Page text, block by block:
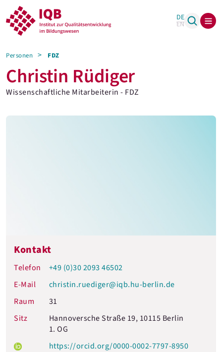
DE
EN
Personen FDZ
Christin Rüdiger
Wissenschaftliche Mitarbeiterin - FDZ
Kontakt
Telefon
+49 (0)30 2093 46502
E-Mail
christin.ruediger@iqb.hu-berlin.de
Raum
31
Sitz
Hannoversche Straße 19, 10115 Berlin
1. OG
https://orcid.org/0000-0002-7797-8950